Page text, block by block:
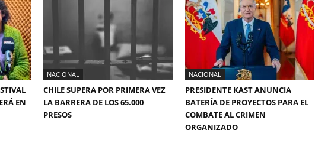
EN
NACIONAL
CHILE SUPERA POR PRIMERA VEZ
LA BARRERA DE LOS 65.000
PRESOS
NACIONAL
PRESIDENTE KAST ANUNCIA
BATERÍA DE PROYECTOS PARA EL
COMBATE AL CRIMEN
ORGANIZADO